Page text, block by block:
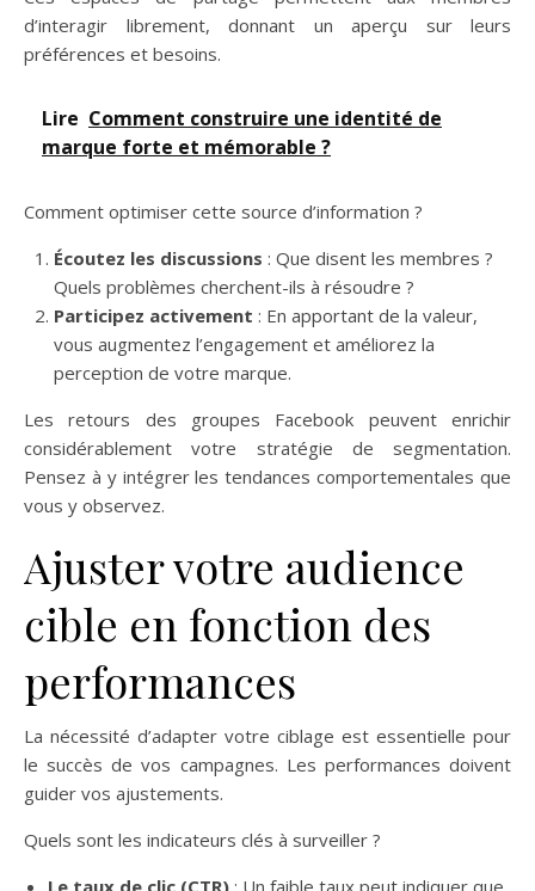
d’interagir librement, donnant un aperçu sur leurs
préférences et besoins.
Lire Comment construire une identité de
marque forte et mémorable ?
Comment optimiser cette source d’information ?
Écoutez les discussions : Que disent les membres ?
Quels problèmes cherchent-ils à résoudre ?
Participez activement : En apportant de la valeur,
vous augmentez l’engagement et améliorez la
perception de votre marque.
Les retours des groupes Facebook peuvent enrichir
considérablement votre stratégie de segmentation.
Pensez à y intégrer les tendances comportementales que
vous y observez.
Ajuster votre audience
cible en fonction des
performances
La nécessité d’adapter votre ciblage est essentielle pour
le succès de vos campagnes. Les performances doivent
guider vos ajustements.
Quels sont les indicateurs clés à surveiller ?
Le taux de clic (CTR) : Un faible taux peut indiquer que